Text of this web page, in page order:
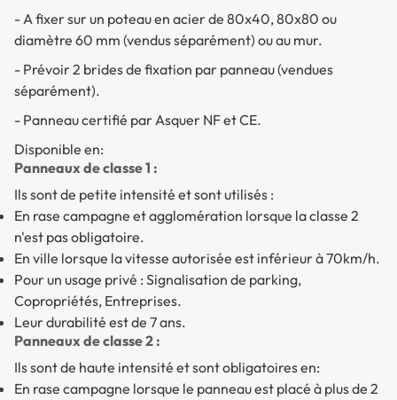
- A fixer sur un poteau en acier de 80x40, 80x80 ou
diamètre 60 mm (vendus séparément) ou au mur.
- Prévoir 2 brides de fixation par panneau (vendues
séparément).
- Panneau certifié par Asquer NF et CE.
Disponible en:
Panneaux de classe 1 :
Ils sont de petite intensité et sont utilisés :
En rase campagne et agglomération lorsque la classe 2
n'est pas obligatoire.
En ville lorsque la vitesse autorisée est inférieur à 70km/h.
Pour un usage privé : Signalisation de parking,
Copropriétés, Entreprises.
Leur durabilité est de 7 ans.
Panneaux de classe 2 :
Ils sont de haute intensité et sont obligatoires en:
En rase campagne lorsque le panneau est placé à plus de 2